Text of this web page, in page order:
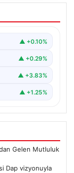
▲ +0.10%
▲ +0.29%
▲ +3.83%
▲ +1.25%
Gelen Mutluluk
Dap vizyonuyla